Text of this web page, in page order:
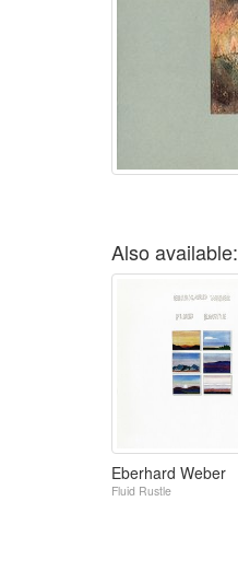
Also available:
Eberhard Weber
Fluid Rustle